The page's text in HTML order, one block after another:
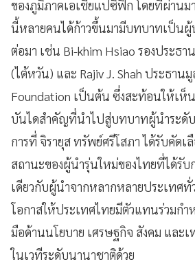
ของภูมิภาคเอเชียแปซิฟิก โดยที่ผ่านมา
นี้หลายคนได้ก้าวขึ้นมามีบทบาทเป็นผู้
ต่อมา เช่น Bi-khim Hsiao รองประธ
(ไต้หวัน) และ Rajiv J. Shah ประธาน
Foundation เป็นต้น ซึ่งสะท้อนให้เห็
บันไดสำคัญที่นำไปสู่บทบาทผู้นำระดั
การที่ จิรายุส ทรัพย์ศรีโสภา ได้รับคัดเ
สถานะของผู้นำรุ่นใหม่ของไทยที่ได้รับ
เดียวกับผู้นำจากหลากหลายประเทศ
โอกาสให้ประเทศไทยมีตัวแทนร่วมกำ
มือด้านนโยบาย เศรษฐกิจ สังคม และเ
ในเวทีระดับนานาชาติด้วย